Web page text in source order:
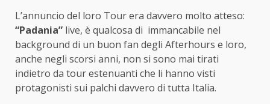
L’annuncio del loro Tour era davvero molto atteso:
“Padania” live, è qualcosa di immancabile nel
background di un buon fan degli Afterhours e loro,
anche negli scorsi anni, non si sono mai tirati
indietro da tour estenuanti che li hanno visti
protagonisti sui palchi davvero di tutta Italia.